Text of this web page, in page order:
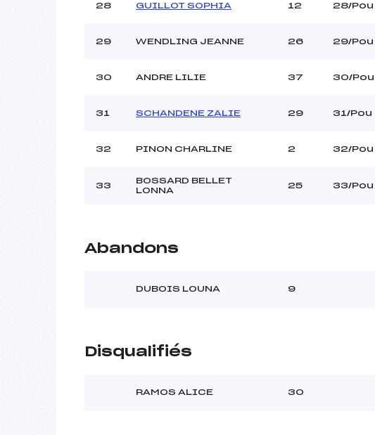
28 GUILLOT SOPHIA 12 28/Pou
29 WENDLING JEANNE 26 29/Pou
30 ANDRE LILIE 37 30/Pou
31 SCHANDENE ZALIE 29 31/Pou
32 PINON CHARLINE 2 32/Pou
33
BOSSARD BELLET
LONNA
25 33/Pou
Abandons
DUBOIS LOUNA 9
Disqualifiés
RAMOS ALICE 30